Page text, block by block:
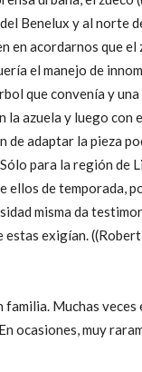
Benelux y al norte
en acordarnos que
el manejo de
que convenía y
la azuela y luego
adaptar la pieza
para la región de
ellos de temporada,
misma da
estas exigían.
familia. Muchas
ocasiones, muy